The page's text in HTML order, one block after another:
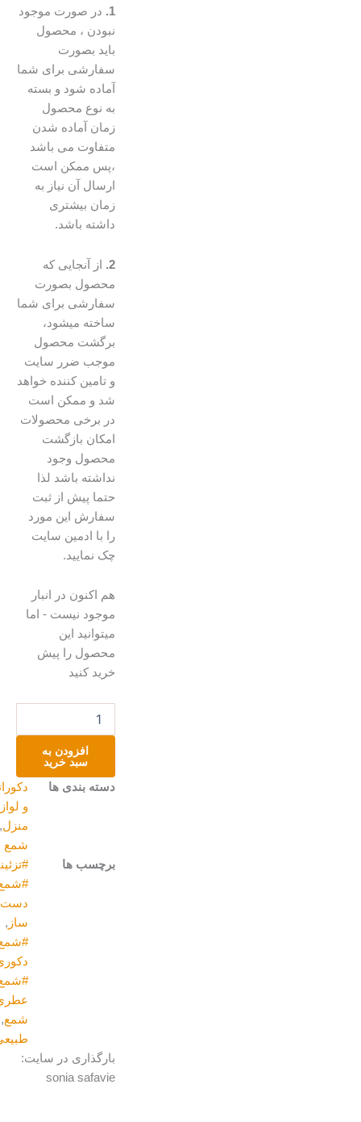
در صورت موجود
نبودن ، محصول
باید بصورت
سفارشی برای شما
آماده شود و بسته
به نوع محصول
زمان آماده شدن
متفاوت می باشد
،پس ممکن است
ارسال آن نیاز به
زمان بیشتری
داشته باشد.
از آنجایی که
محصول بصورت
سفارشی برای شما
ساخته میشود،
برگشت محصول
موجب ضرر سایت
و تامین کننده خواهد
شد و ممکن است
در برخی محصولات
امکان بازگشت
محصول وجود
نداشته باشد لذا
حتما پیش از ثبت
سفارش این مورد
را با ادمین سایت
چک نمایید.
هم اکنون در انبار
موجود نیست - اما
میتوانید این
محصول را پیش
خرید کنید
شمع
عسل
بیزوکس
عدد
افزودن به
سبد خرید
دسته بندی ها
دکوراتیو
و لوازم
منزل,
شمع
برچسب ها
#تزئینی,
#شمع
دست
ساز,
#شمع
دکوری
#شمع
عطری
شمع,
طبیعی
بارگذاری در سایت:
sonia safavie